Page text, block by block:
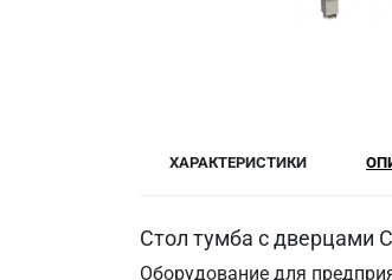
ХАРАКТЕРИСТИКИ
Стол тумба с дверцами
Оборудование для